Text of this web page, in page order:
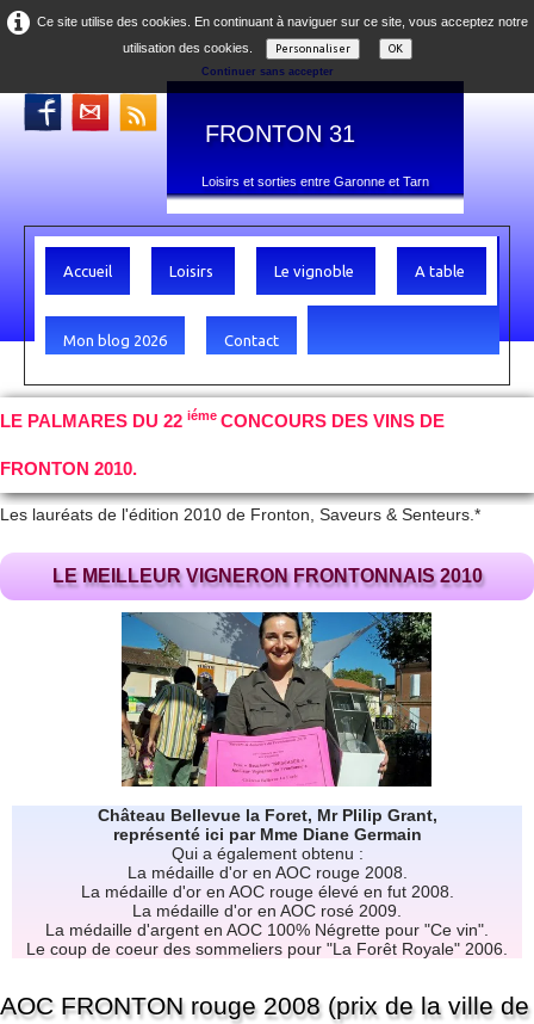
Ce site utilise des cookies. En continuant à naviguer sur ce site, vous acceptez notre
utilisation des cookies.
Personnaliser
OK
Continuer sans accepter
FRONTON 31
Loisirs et sorties entre Garonne et Tarn
Accueil Loisirs Le vignoble A table
Mon blog 2026 Contact
LE PALMARES DU 22 iéme CONCOURS DES VINS DE
FRONTON 2010.
Les lauréats de l'édition 2010 de Fronton, Saveurs & Senteurs.*
LE MEILLEUR VIGNERON FRONTONNAIS 2010
Château Bellevue la Foret, Mr Plilip Grant,
représenté ici par Mme Diane Germain
Qui a également obtenu :
La médaille d'or en AOC rouge 2008.
La médaille d'or en AOC rouge élevé en fut 2008.
La médaille d'or en AOC rosé 2009.
La médaille d'argent en AOC 100% Négrette pour "Ce vin".
Le coup de coeur des sommeliers pour "La Forêt Royale" 2006.
AOC FRONTON rouge 2008 (prix de la ville de